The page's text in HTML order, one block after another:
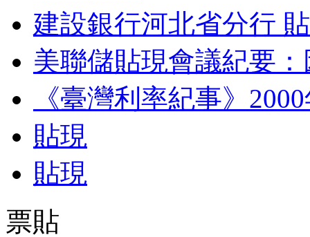
建設銀行河北省分行
美聯儲貼現會議紀要
《臺灣利率紀事》
貼現
貼現
票貼